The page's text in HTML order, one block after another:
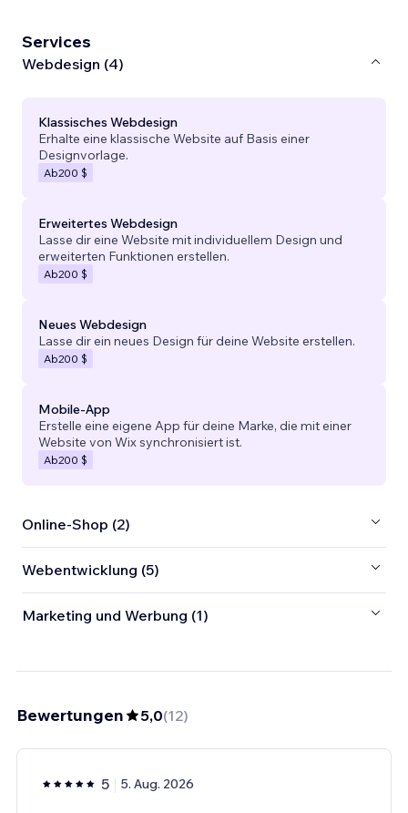
Services
Webdesign (4)
Klassisches Webdesign
Erhalte eine klassische Website auf Basis einer
Designvorlage.
Ab200 $
Erweitertes Webdesign
Lasse dir eine Website mit individuellem Design und
erweiterten Funktionen erstellen.
Ab200 $
Neues Webdesign
Lasse dir ein neues Design für deine Website erstellen.
Ab200 $
Mobile-App
Erstelle eine eigene App für deine Marke, die mit einer
Website von Wix synchronisiert ist.
Ab200 $
Online-Shop (2)
Webentwicklung (5)
Marketing und Werbung (1)
Bewertungen 5,0(12)
5 5. Aug. 2026